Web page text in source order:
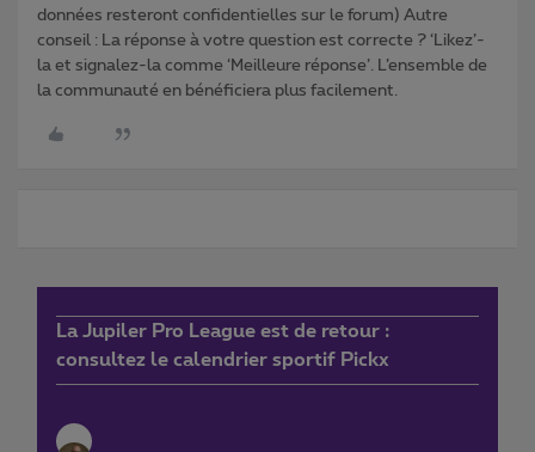
données resteront confidentielles sur le forum) Autre
conseil : La réponse à votre question est correcte ? ‘Likez’-
la et signalez-la comme ‘Meilleure réponse’. L’ensemble de
la communauté en bénéficiera plus facilement.
La Jupiler Pro League est de retour :
consultez le calendrier sportif Pickx